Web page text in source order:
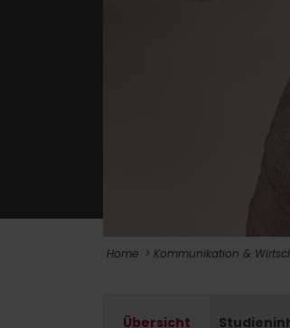
Home Kommunikation &
Übersicht